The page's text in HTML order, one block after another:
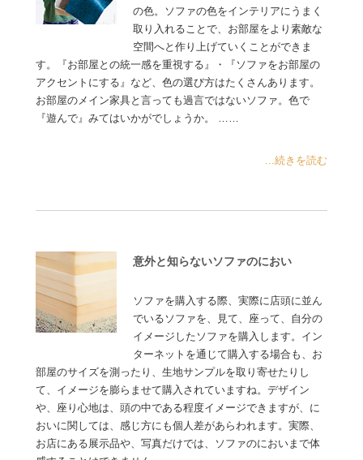
の色。ソファの色をインテリアにうまく
取り入れることで、お部屋をより素敵な
空間へと作り上げていくことができま
す。『お部屋との統一感を重視する』・『ソファをお部屋の
アクセントにする』など、色の選び方はたくさんあります。
お部屋のメイン家具と言っても過言ではないソファ。色で
『遊んで』みてはいかがでしょうか。 ……
...続きを読む
意外と知らないソファのにおい
ソファを購入する際、実際に店頭に並ん
でいるソファを、見て、座って、自分の
イメージしたソファを購入します。イン
ターネットを通じて購入する場合も、お
部屋のサイズを測ったり、生地サンプルを取り寄せたりし
て、イメージを膨らませて購入されていますね。デザイン
や、座り心地は、頭の中である程度イメージできますが、に
おいに関しては、感じ方にも個人差があらわれます。実際、
お店にある展示品や、写真だけでは、ソファのにおいまで体